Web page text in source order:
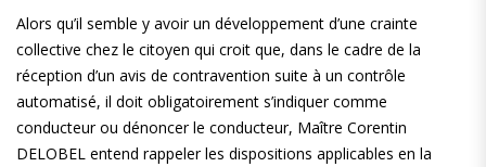
Alors qu’il semble y avoir un développement d’une crainte
collective chez le citoyen qui croit que, dans le cadre de la
réception d’un avis de contravention suite à un contrôle
automatisé, il doit obligatoirement s’indiquer comme
conducteur ou dénoncer le conducteur, Maître Corentin
DELOBEL entend rappeler les dispositions applicables en la